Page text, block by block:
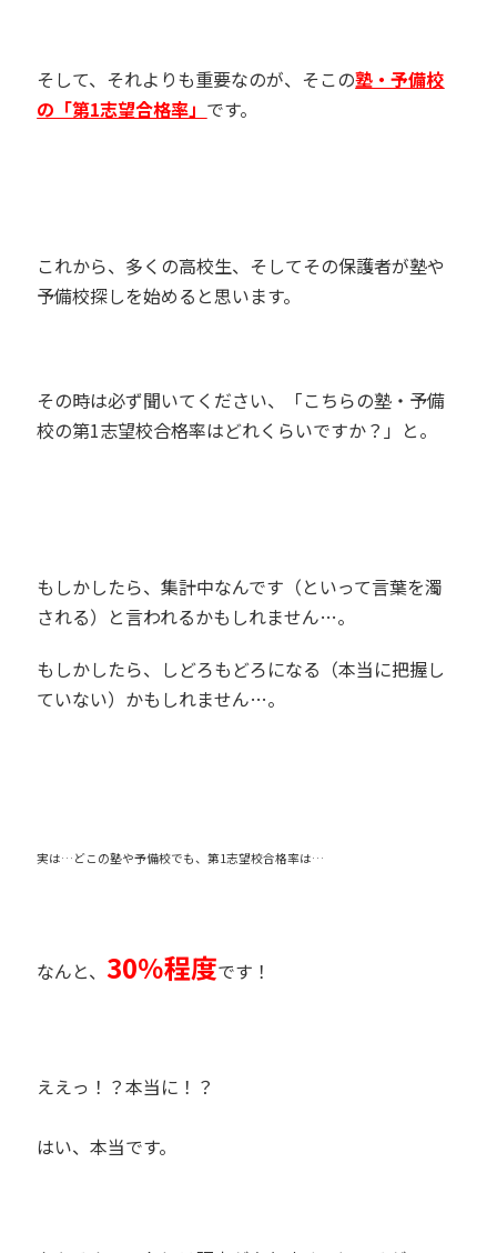
そして、それよりも重要なのが、そこの塾・予備校
の「第1志望合格率」 です。
これから、多くの高校生、そしてその保護者が塾や
予備校探しを始めると思います。
その時は必ず聞いてください、「こちらの塾・予備
校の第1志望校合格率はどれくらいですか？」と。
もしかしたら、集計中なんです（といって言葉を濁
される）と言われるかもしれません…。
もしかしたら、しどろもどろになる（本当に把握し
ていない）かもしれません…。
実は…どこの塾や予備校でも、第1志望校合格率は…
なんと、 30％程度です！
ええっ！？本当に！？
はい、本当です。